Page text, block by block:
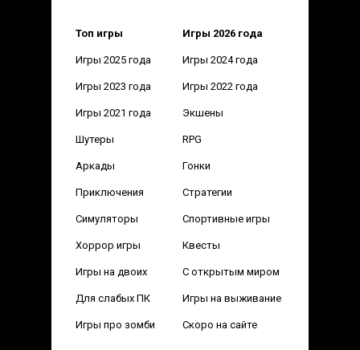
Топ игры Игры 2026 года
Игры 2025 года Игры 2024 года
Игры 2023 года Игры 2022 года
Игры 2021 года Экшены
Шутеры RPG
Аркады Гонки
Приключения Стратегии
Симуляторы Спортивные игры
Хоррор игры Квесты
Игры на двоих С открытым миром
Для слабых ПК Игры на выживание
Игры про зомби Скоро на сайте